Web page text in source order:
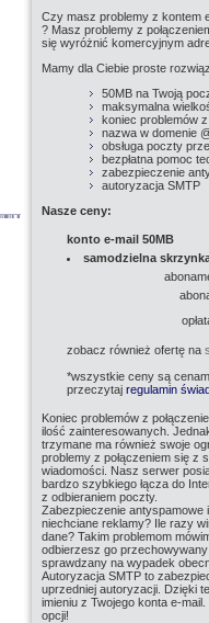
Czy masz problemy z kontem
? Masz problemy z
się wyróżnić komercyjnym
Mamy dla Ciebie proste
50MB na Twoją
maksymalna
koniec problemów
nazwa w domenie
obsługa poczty
bezpłatna pomoc
zabezpieczenie
autoryzacja SMTP
Nasze ceny:
konto e-mail 50MB
samodzielna
zobacz również ofertę na
*wszystkie ceny są
przeczytaj regulamin
Koniec problemów z
ilość zainteresowanych.
trzymane ma również swoje
problemy z połączeniem się z
wiadomości. Nasz serwer
bardzo szybkiego łącza do
z odbieraniem poczty.
Zabezpieczenie antyspamowe
niechciane reklamy? Ile razy
dane? Takim problemom
odbierzesz go
sprawdzany na wypadek
Autoryzacja SMTP to
uprzedniej autoryzacji. Dzięki
imieniu z Twojego konta e-
opcji!